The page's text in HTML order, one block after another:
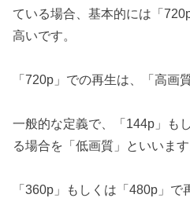
ている場合、基本的には「
高いです。
「720p」での再生は、「高画
一般的な定義で、「144p」も
る場合を「低画質」といいます
「360p」もしくは「480p」